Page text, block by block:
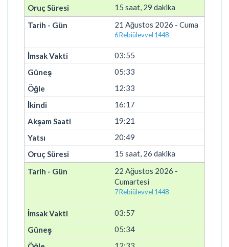
15 saat, 29 dakika
21 Ağustos 2026 - Cuma
6 Rebiülevvel 1448
03:55
05:33
12:33
16:17
19:21
20:49
15 saat, 26 dakika
22 Ağustos 2026 -
Cumartesi
7 Rebiülevvel 1448
03:57
05:34